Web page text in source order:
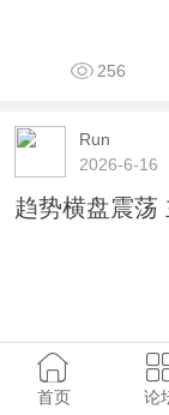
256
Run
2026-6-16
趋势横盘震荡
首页 论